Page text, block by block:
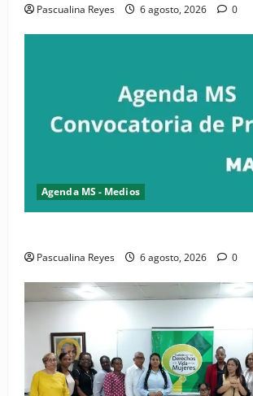
Pascualina Reyes 6 agosto, 2026 0
Agenda MS - Medios
Pascualina Reyes 6 agosto, 2026 0